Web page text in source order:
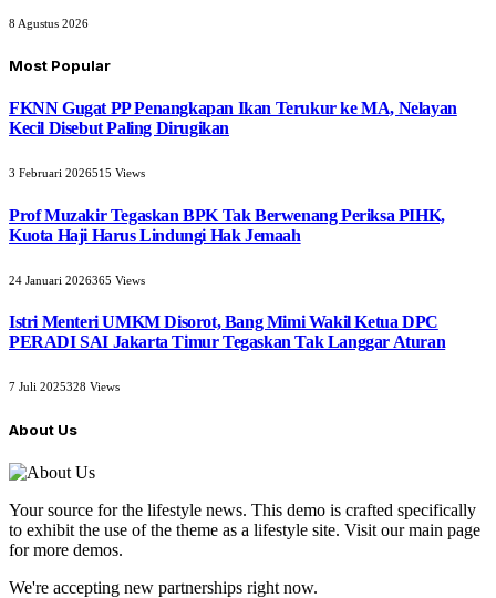
8 Agustus 2026
Most Popular
FKNN Gugat PP Penangkapan Ikan Terukur ke MA, Nelayan
Kecil Disebut Paling Dirugikan
3 Februari 2026515 Views
Prof Muzakir Tegaskan BPK Tak Berwenang Periksa PIHK,
Kuota Haji Harus Lindungi Hak Jemaah
24 Januari 2026365 Views
Istri Menteri UMKM Disorot, Bang Mimi Wakil Ketua DPC
PERADI SAI Jakarta Timur Tegaskan Tak Langgar Aturan
7 Juli 2025328 Views
About Us
Your source for the lifestyle news. This demo is crafted specifically
to exhibit the use of the theme as a lifestyle site. Visit our main page
for more demos.
We're accepting new partnerships right now.